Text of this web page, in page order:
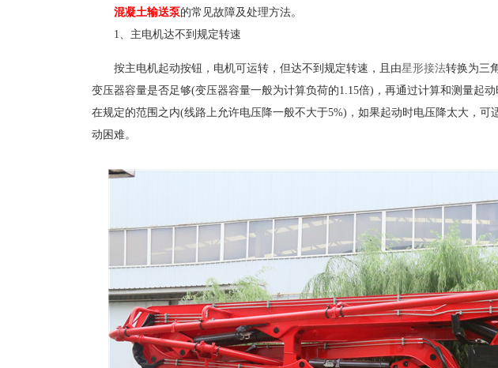
混凝土输送泵的常见故障及处理方法。
1、主电机达不到规定转速
按主电机起动按钮，电机可运转，但达不到规定转速，且由星形接法转换为三
变压器容量是否足够(变压器容量一般为计算负荷的1.15倍)，再通过计算和测量起
在规定的范围之内(线路上允许电压降一般不大于5%)，如果起动时电压降太大，
动困难。